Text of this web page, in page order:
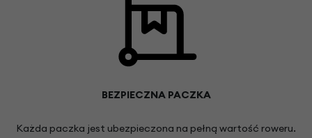
BEZPIECZNA PACZKA
Każda paczka jest ubezpieczona na pełną wartość roweru.